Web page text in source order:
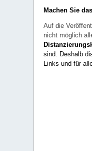
Machen Sie
Auf die
nicht möglich
sind. Deshalb
Links und für